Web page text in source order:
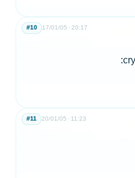
17/01/05 20:17
#10
20/01/05 11:23
#11